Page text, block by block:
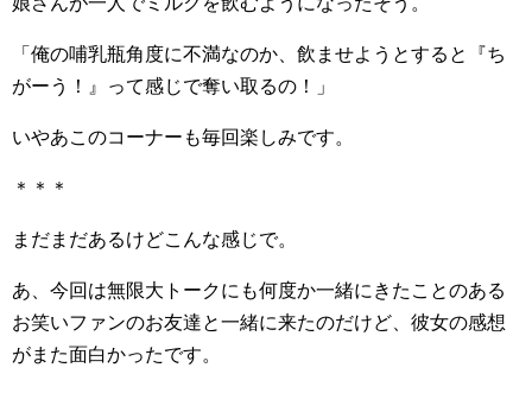
「俺の哺乳瓶角度に不満なのか、飲ませようとすると『ち
がーう！』って感じで奪い取るの！」
いやあこのコーナーも毎回楽しみです。
＊＊＊
まだまだあるけどこんな感じで。
あ、今回は無限大トークにも何度か一緒にきたことのある
お笑いファンのお友達と一緒に来たのだけど、彼女の感想
がまた面白かったです。